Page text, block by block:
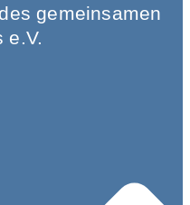
gemeinsamen
e.V.